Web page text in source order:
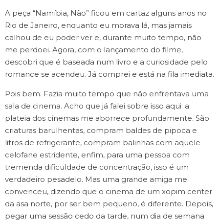
A peça “Namíbia, Não” ficou em cartaz alguns anos no
Rio de Janeiro, enquanto eu morava lá, mas jamais
calhou de eu poder ver e, durante muito tempo, não
me perdoei. Agora, com o lançamento do filme,
descobri que é baseada num livro e a curiosidade pelo
romance se acendeu. Já comprei e está na fila imediata.
Pois bem. Fazia muito tempo que não enfrentava uma
sala de cinema. Acho que já falei sobre isso aqui: a
plateia dos cinemas me aborrece profundamente. São
criaturas barulhentas, compram baldes de pipoca e
litros de refrigerante, compram balinhas com aquele
celofane estridente, enfim, para uma pessoa com
tremenda dificuldade de concentração, isso é um
verdadeiro pesadelo. Mas uma grande amiga me
convenceu, dizendo que o cinema de um xopim center
da asa norte, por ser bem pequeno, é diferente. Depois,
pegar uma sessão cedo da tarde, num dia de semana